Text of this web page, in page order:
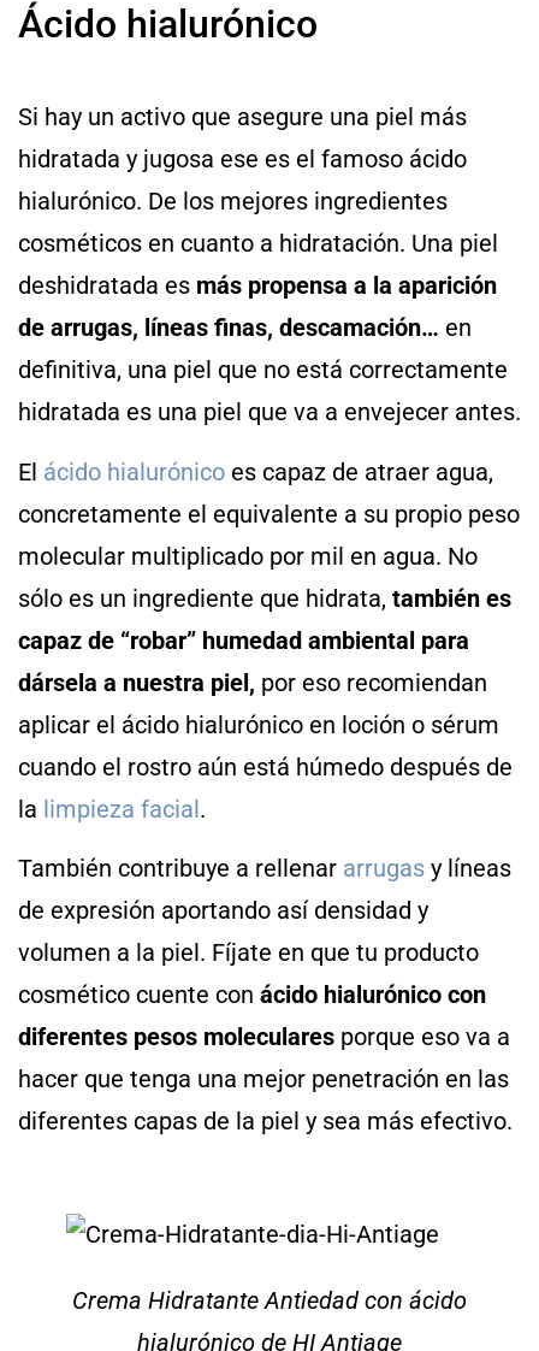
Ácido hialurónico
Si hay un activo que asegure una piel más
hidratada y jugosa ese es el famoso ácido
hialurónico. De los mejores ingredientes
cosméticos en cuanto a hidratación. Una piel
deshidratada es más propensa a la aparición
de arrugas, líneas finas, descamación… en
definitiva, una piel que no está correctamente
hidratada es una piel que va a envejecer antes.
El ácido hialurónico es capaz de atraer agua,
concretamente el equivalente a su propio peso
molecular multiplicado por mil en agua. No
sólo es un ingrediente que hidrata, también es
capaz de “robar” humedad ambiental para
dársela a nuestra piel, por eso recomiendan
aplicar el ácido hialurónico en loción o sérum
cuando el rostro aún está húmedo después de
la limpieza facial.
También contribuye a rellenar arrugas y líneas
de expresión aportando así densidad y
volumen a la piel. Fíjate en que tu producto
cosmético cuente con ácido hialurónico con
diferentes pesos moleculares porque eso va a
hacer que tenga una mejor penetración en las
diferentes capas de la piel y sea más efectivo.
Crema Hidratante Antiedad con ácido
hialurónico de HI Antiage